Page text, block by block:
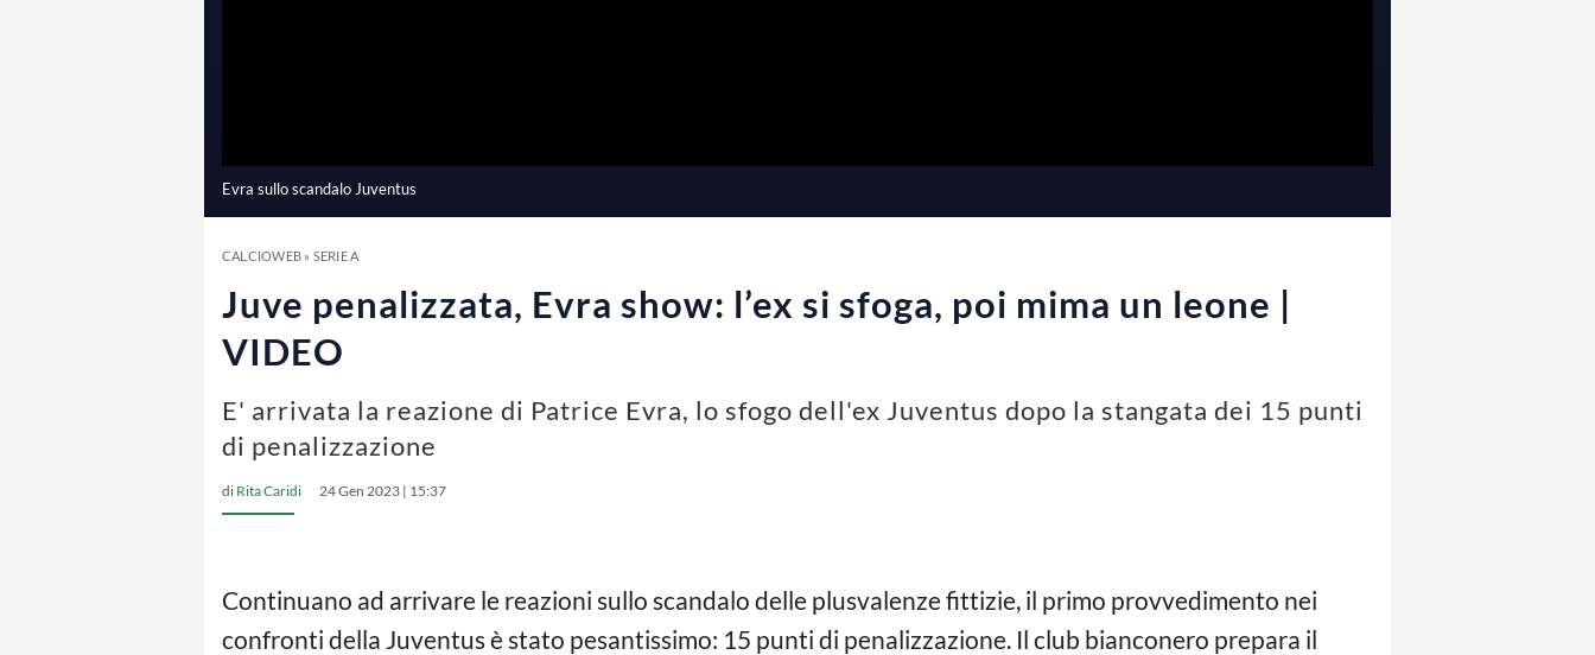
V
d
Evra sullo scandalo Juventus
CALCIOWEB» SERIE A
Juve penalizzata, Evra show: l’ex si sfoga, poi mima un leone |
VIDEO
E' arrivata la reazione di Patrice Evra, lo sfogo dell'ex Juventus dopo la stangata dei 15 punti
di penalizzazione
di Rita Caridi 24 Gen 2023 | 15:37
Continuano ad arrivare le reazioni sullo scandalo delle plusvalenze fittizie, il primo provvedimento nei
confronti della Juventus è stato pesantissimo: 15 punti di penalizzazione. Il club bianconero prepara il